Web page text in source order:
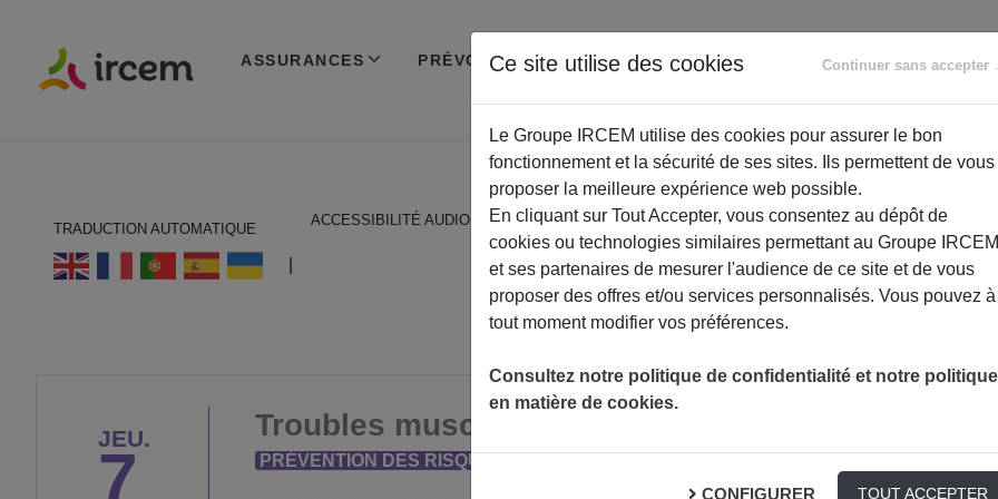
ASSURANCES PRÉVOYANCE RETRAITE
ACCOMPAGNEMENT
TRADUCTION AUTOMATIQUE
ACCESSIBILITÉ AUDIO
JEU.
7
Troubles musculo-squelettiques
PRÉVENTION DES RISQUES PROFESSIONNELS
Ce site utilise des cookies Continuer sans accepter
Le Groupe IRCEM utilise des cookies pour assurer le bon
fonctionnement et la sécurité de ses sites. Ils permettent de vous
proposer la meilleure expérience web possible.
En cliquant sur Tout Accepter, vous consentez au dépôt de
cookies ou technologies similaires permettant au Groupe IRCEM
et ses partenaires de mesurer l'audience de ce site et de vous
proposer des offres et/ou services personnalisés. Vous pouvez à
tout moment modifier vos préférences.
Consultez notre politique de confidentialité et notre politique
en matière de cookies.
CONFIGURER TOUT ACCEPTER